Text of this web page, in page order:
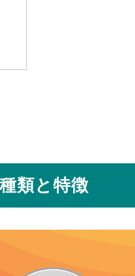
類と特徴